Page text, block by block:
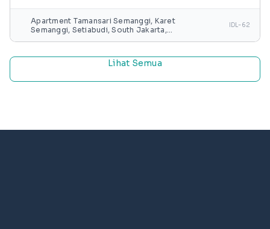
Apartment Tamansari Semanggi, Karet
Semanggi, Setiabudi, South Jakarta,
IDL-62
Lihat Semua